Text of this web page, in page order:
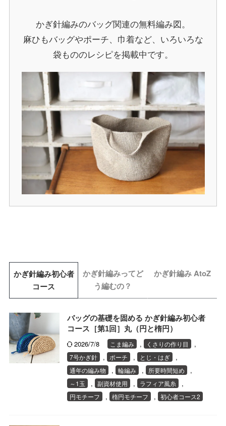
かぎ針編みのバッグ関連の無料編み図。
麻ひもバッグやポーチ、巾着など、いろいろな
袋もののレシピを掲載中です。
かぎ針編み初心者
コース
かぎ針編みってど
う編むの？
かぎ針編み AtoZ
バッグの基礎を固める かぎ針編み初心者
コース［第1回］丸（円と楕円）
2026/7/8 こま編み , くさりの作り目 ,
7号かぎ針 , ポーチ , とじ・はぎ ,
通年の編み物 , 輪編み , 所要時間短め ,
～1玉 , 副資材使用 , ラフィア風糸 ,
円モチーフ , 楕円モチーフ , 初心者コース2